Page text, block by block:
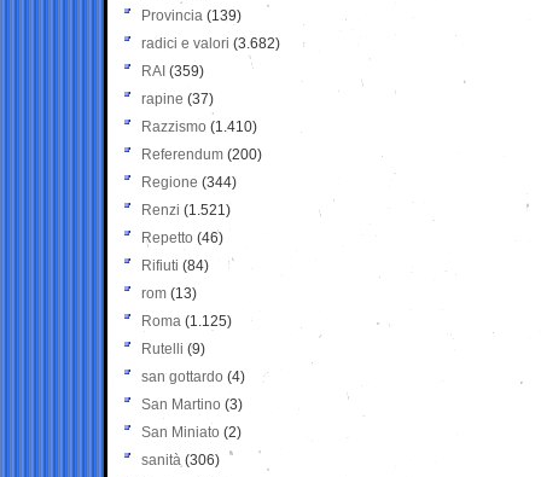
Provincia (139)
radici e valori (3.682)
RAI (359)
rapine (37)
Razzismo (1.410)
Referendum (200)
Regione (344)
Renzi (1.521)
Repetto (46)
Rifiuti (84)
rom (13)
Roma (1.125)
Rutelli (9)
san gottardo (4)
San Martino (3)
San Miniato (2)
sanità (306)